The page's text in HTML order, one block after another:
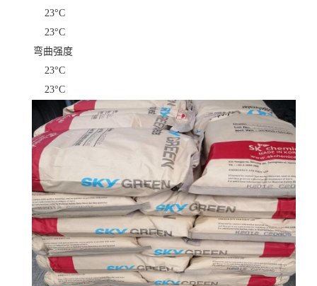
23°C
23°C
弯曲强度
23°C
23°C